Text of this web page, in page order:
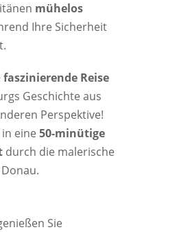
mühelos
Ihre Sicherheit
faszinierende Reise
Geschichte aus
Perspektive!
eine 50-minütige
durch die malerische
Sie